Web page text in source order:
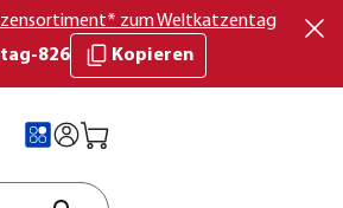
zum Weltkatzentag
826
Kopieren